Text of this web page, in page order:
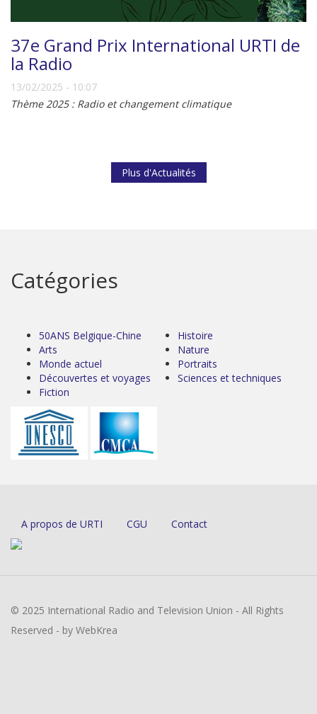
37e Grand Prix International URTI de
la Radio
13/02/2025 - 10:07
Thème 2025 : Radio et changement climatique
Plus d'Actualités
Catégories
50ANS Belgique-Chine
Arts
Monde actuel
Découvertes et voyages
Fiction
Histoire
Nature
Portraits
Sciences et techniques
A propos de URTI CGU Contact
© 2025 International Radio and Television Union - All Rights
Reserved - by WebKrea